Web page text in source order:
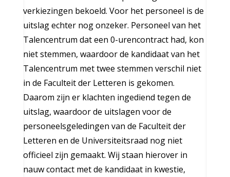
verkiezingen bekoeld. Voor het personeel is de
uitslag echter nog onzeker. Personeel van het
Talencentrum dat een 0-urencontract had, kon
niet stemmen, waardoor de kandidaat van het
Talencentrum met twee stemmen verschil niet
in de Faculteit der Letteren is gekomen.
Daarom zijn er klachten ingediend tegen de
uitslag, waardoor de uitslagen voor de
personeelsgeledingen van de Faculteit der
Letteren en de Universiteitsraad nog niet
officieel zijn gemaakt. Wij staan hierover in
nauw contact met de kandidaat in kwestie,